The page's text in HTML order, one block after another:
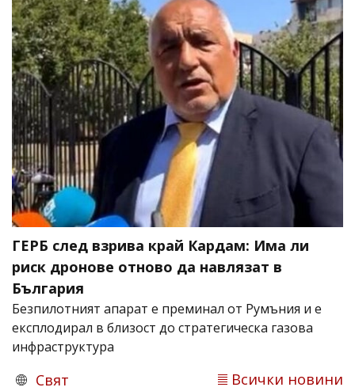
ГЕРБ след взрива край Кардам: Има ли
риск дронове отново да навлязат в
България
Безпилотният апарат е преминал от Румъния и е
експлодирал в близост до стратегическа газова
инфраструктура
Свят Всички новини